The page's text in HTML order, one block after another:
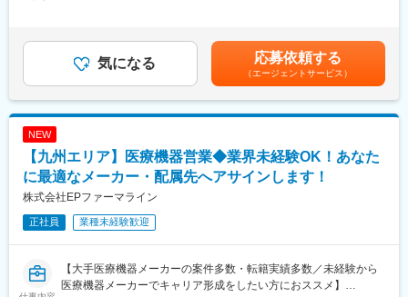
自身の成果や頑張りが客観的に評価され、年収に反映されます。
また、在籍年数が増えると永年勤続報奨金や四半期一時金などの
手当もアップします。つまり、やりがいや努力がきちんと報われ
る報酬制度になっています。
配属後は担当マネージャーが丁寧に支援します。日々の仕事の悩
みや、キャリア形成の相談等、伴走者として活躍をサポートしま
す。また知識・スキルレベルを上げるために様々な研修をご用意
しています。
変更の範囲：会社の定める業務
【教育研修】
製品教育、継続研修はもちろんのこと、オンコロジー領域専門研
修、ハイブリッドMR研修、
ビジネススキル研修、IT研修（エクセル、ｍｙMR君）等特徴的な
【当社について】
当社はエムスリーグループのであり、現在はCSO事業とメディカ
ルマーケター事業の2つの事業を柱にビジネスを展開しています。
【当社CSO事業の特徴】
先発品を扱うPJTをメインで受注しているため、基本的には入社
後2ndPJT以降も先発品の経験を積み、MRとして専門性を磨くこ
回・諸手当：MR手当（上記に含む）、外勤日当 ※各種手当は就
業規則に則る・その他：車両、iPad、PC/携帯貸与 （プロジェク
トによる）賃金はあくまでも目安の金額であり、選考を通じて上
下する可能性があります。月給(月額)は固定手当を含めた表記で
す。
気になる 応募依頼する
（エージェントサービス）
NEW
【九州エリア】医療機器営業◆業界未経験OK！あなた
に最適なメーカー・配属先へアサインします！
株式会社EPファーマライン
正社員 業種未経験歓迎
【大手医療機器メーカーの案件多数・転籍実績多数／未経験から
医療機器メーカーでキャリア形成をしたい方におススメ】